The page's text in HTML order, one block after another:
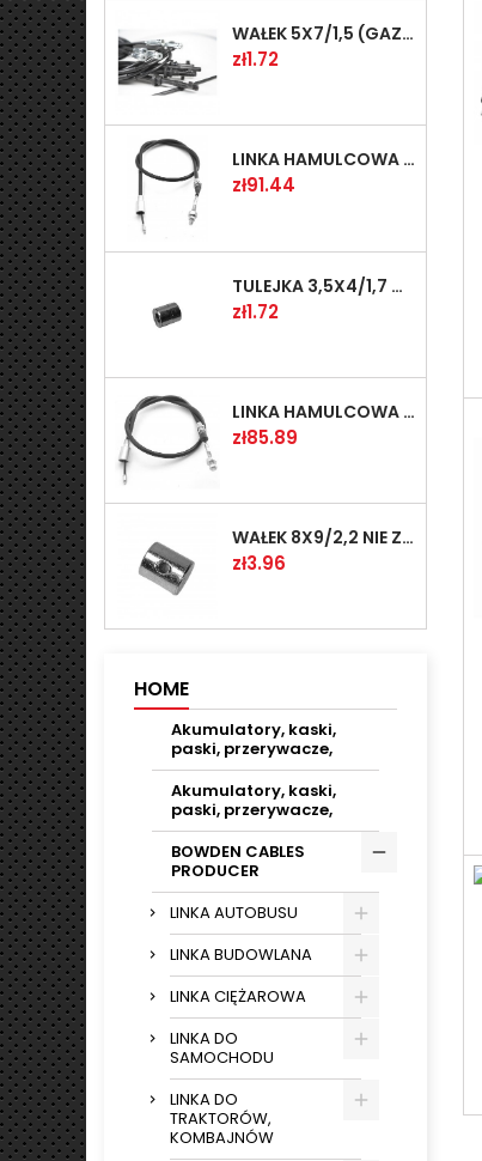
WAŁEK 5X7/1,5 (GAZ WSK)(PR5)
Price
zł1.72
LINKA HAMULCOWA PRZYCZEPY KNOTT 1240/1030 33921-1.11S
Price
zł91.44
TULEJKA 3,5X4/1,7 GAZÓW -OCYNK
Price
zł1.72
LINKA HAMULCOWA PRZYCZEPY KNOTT 1040/830 33921-1.07S
Price
zł85.89
WAŁEK 8X9/2,2 NIE ZAMAWIAĆ
Price
zł3.96
HOME
Akumulatory, kaski,
paski, przerywacze,
Akumulatory, kaski,
paski, przerywacze,
BOWDEN CABLES
PRODUCER
LINKA AUTOBUSU
LINKA BUDOWLANA
LINKA CIĘŻAROWA
LINKA DO
SAMOCHODU
LINKA DO
TRAKTORÓW,
KOMBAJNÓW